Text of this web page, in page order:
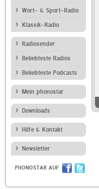
Wort- & Sport-Radio
Klassik-Radio
Radiosender
Beliebteste Radios
Beliebteste Podcasts
Mein phonostar
Downloads
Hilfe & Kontakt
Newsletter
PHONOSTAR AUF